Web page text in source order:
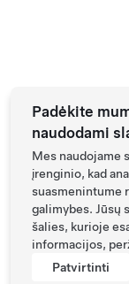
Padėkite
naudodami
Mes naudojame
įrenginio, kad
suasmenintume
galimybes. Jūsų
šalies, kurioje
informacijos,
Patvirtinti